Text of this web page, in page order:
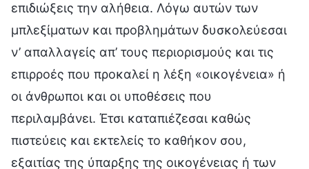
επιδιώξεις την αλήθεια. Λόγω αυτών των
μπλεξίματων και προβλημάτων δυσκολεύεσαι
ν’ απαλλαγείς απ’ τους περιορισμούς και τις
επιρροές που προκαλεί η λέξη «οικογένεια» ή
οι άνθρωποι και οι υποθέσεις που
περιλαμβάνει. Έτσι καταπιέζεσαι καθώς
πιστεύεις και εκτελείς το καθήκον σου,
εξαιτίας της ύπαρξης της οικογένειας ή των